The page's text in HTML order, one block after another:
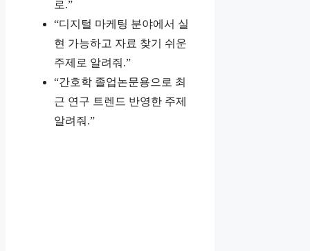
로.”
“디지털 마케팅 분야에서 실
현 가능하고 자료 찾기 쉬운
주제로 알려줘.”
“간호학 졸업논문용으로 최
근 연구 트렌드 반영한 주제
알려줘.”